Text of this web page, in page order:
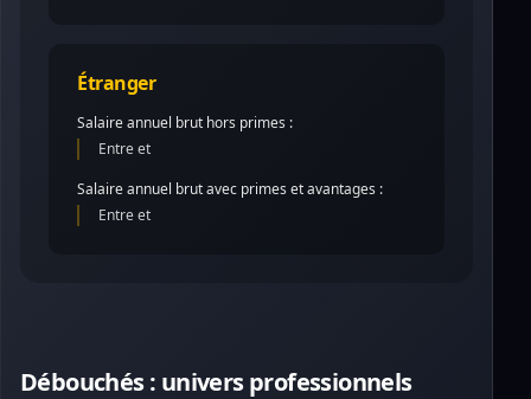
Étranger
Salaire annuel brut hors primes :
Entre et
Salaire annuel brut avec primes et avantages :
Entre et
Débouchés : univers professionnels